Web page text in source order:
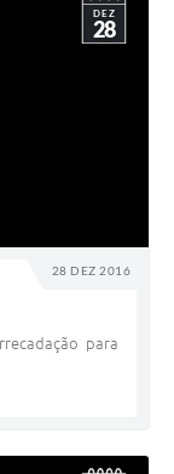
28 DEZ 2016
DEZ
28
para